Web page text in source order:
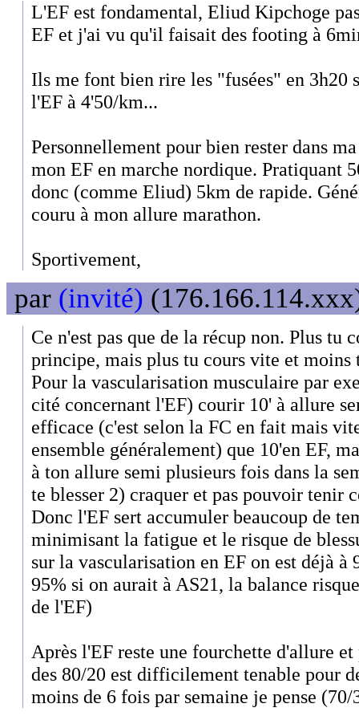
L'EF est fondamental, Eliud Kipchoge
EF et j'ai vu qu'il faisait des footing à
Ils me font bien rire les "fusées" en 3h20
l'EF à 4'50/km...
Personnellement pour bien rester dans
mon EF en marche nordique. Pratiquant
donc (comme Eliud) 5km de rapide.
couru à mon allure marathon.
Sportivement,
par (invité)
Ce n'est pas que de la récup non. Plus tu
principe, mais plus tu cours vite et
Pour la vascularisation musculaire par
cité concernant l'EF) courir 10' à allure
efficace (c'est selon la FC en fait mais
ensemble généralement) que 10'en EF,
à ton allure semi plusieurs fois dans la
te blesser 2) craquer et pas pouvoir tenir
Donc l'EF sert accumuler beaucoup de
minimisant la fatigue et le risque de
sur la vascularisation en EF on est déjà
95% si on aurait à AS21, la balance
de l'EF)
Après l'EF reste une fourchette d'allure
des 80/20 est difficilement tenable pour
moins de 6 fois par semaine je pense